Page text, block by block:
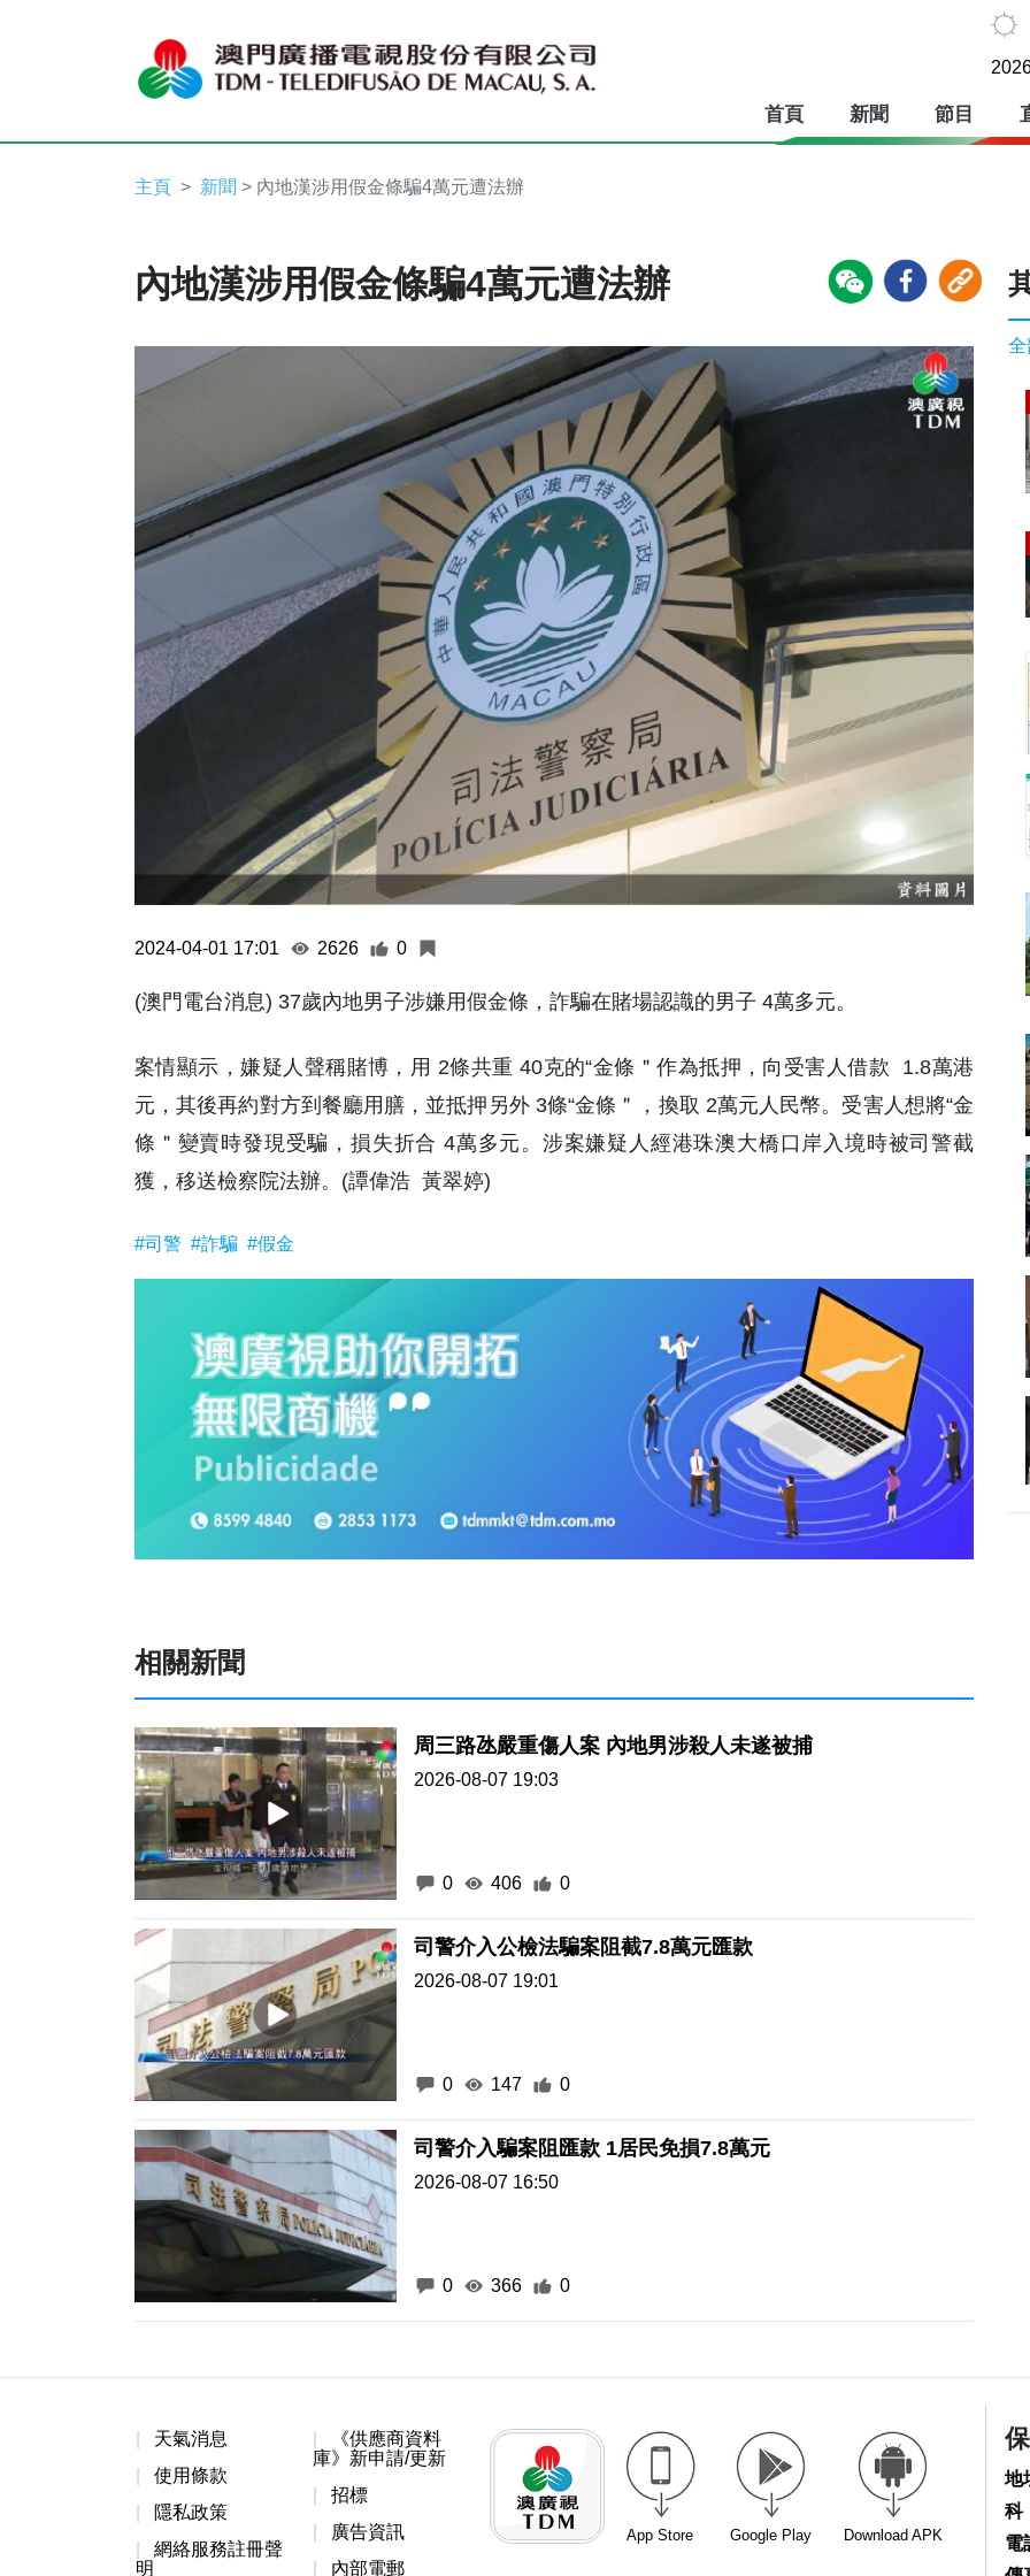
首頁 新聞 節目
主頁 新聞 > 內地漢涉用假金條騙4萬元遭法辦
內地漢涉用假金條騙4萬元遭法辦
2024-04-01 17:01 2626 0
(澳門電台消息) 37歲內地男子涉嫌用假金條，詐騙在賭場認識的男子 4萬多元。
案情顯示，嫌疑人聲稱賭博，用 2條共重 40克的“金條＂作為抵押，向受害人借款 1.8萬港
元，其後再約對方到餐廳用膳，並抵押另外 3條“金條＂，換取 2萬元人民幣。受害人想將“金
條＂變賣時發現受騙，損失折合 4萬多元。涉案嫌疑人經港珠澳大橋口岸入境時被司警截
獲，移送檢察院法辦。(譚偉浩 黃翠婷)
#司警 #詐騙 #假金
相關新聞
周三路氹嚴重傷人案 內地男涉殺人未遂被捕
2026-08-07 19:03
0 406 0
司警介入公檢法騙案阻截7.8萬元匯款
2026-08-07 19:01
0 147 0
司警介入騙案阻匯款 1居民免損7.8萬元
2026-08-07 16:50
0 366 0
全
天氣消息
使用條款
隱私政策
網絡服務註冊聲
明
《供應商資料
庫》新申請/更新
招標
廣告資訊
內部電郵
App Store Google Play Download APK
地
科
電